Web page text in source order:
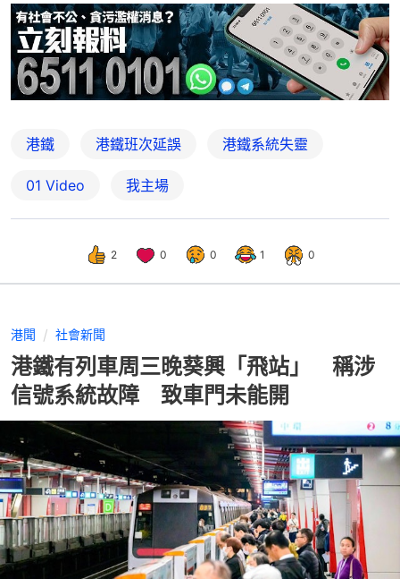
港鐵 港鐵班次延誤 港鐵系統失靈
01 Video 我主場
2 0 0 1 0
港聞 社會新聞
港鐵有列車周三晚葵興「飛站」 稱涉
信號系統故障 致車門未能開